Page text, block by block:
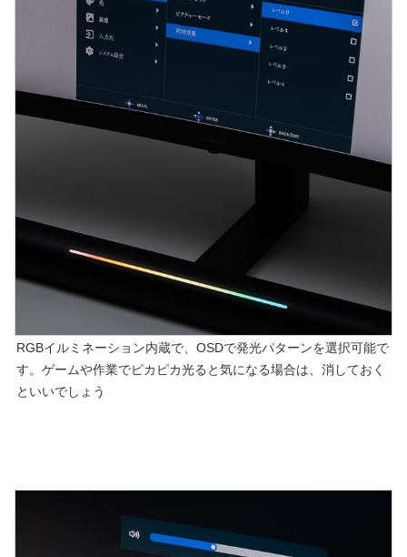
RGBイルミネーション内蔵で、OSDで発光パターンを選択可能で
す。ゲームや作業でピカピカ光ると気になる場合は、消しておく
といいでしょう